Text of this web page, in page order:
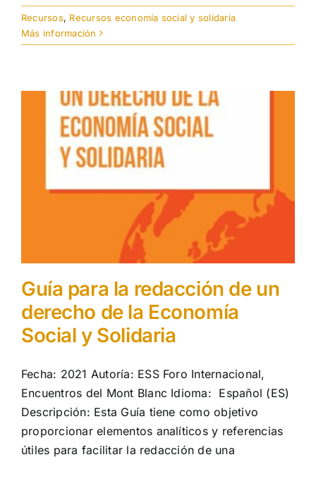
Recursos, Recursos economía social y solidaria
Más información
Guía para la redacción de un
derecho de la Economía
Social y Solidaria
Fecha: 2021 Autoría: ESS Foro Internacional,
Encuentros del Mont Blanc Idioma: Español (ES)
Descripción: Esta Guía tiene como objetivo
proporcionar elementos analíticos y referencias
útiles para facilitar la redacción de una